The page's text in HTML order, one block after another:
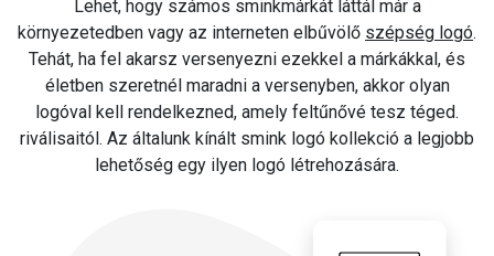
Lehet, hogy számos sminkmárkát láttál már a
környezetedben vagy az interneten elbűvölő szépség logó.
Tehát, ha fel akarsz versenyezni ezekkel a márkákkal, és
életben szeretnél maradni a versenyben, akkor olyan
logóval kell rendelkezned, amely feltűnővé tesz téged.
riválisaitól. Az általunk kínált smink logó kollekció a legjobb
lehetőség egy ilyen logó létrehozására.